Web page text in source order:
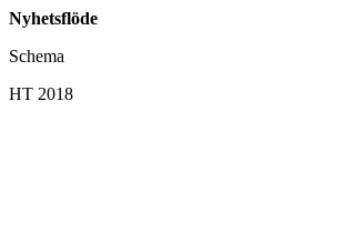
Nyhetsflöde
Schema
HT 2018